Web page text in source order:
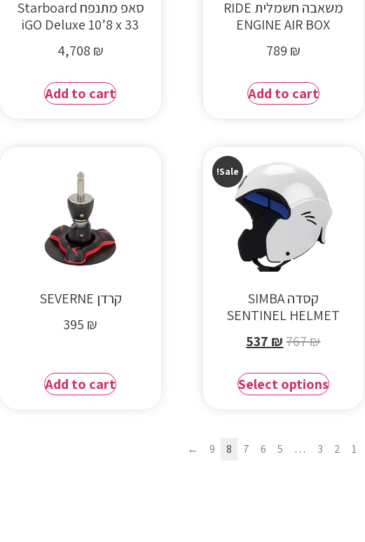
משאבה חשמלית RIDE
ENGINE AIR BOX
789 ₪
Add to cart
סאפ מתנפח Starboard
iGO Deluxe 10’8 x 33
4,708 ₪
Add to cart
Sale!
קסדה SIMBA
SENTINEL HELMET
767₪
537 ₪
Select options
קרדן SEVERNE
395 ₪
Add to cart
1
2
3
…
5
6
7
8
9
←